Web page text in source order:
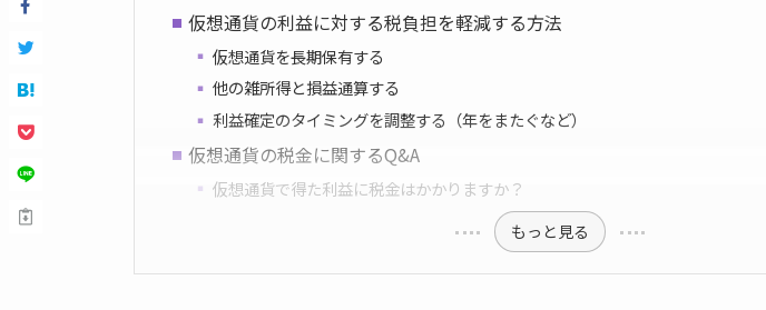
仮想通貨の利益に対する税負担を軽減する方法
仮想通貨を長期保有する
他の雑所得と損益通算する
利益確定のタイミングを調整する（年をまたぐなど）
仮想通貨の税金に関するQ&A
仮想通貨で得た利益に税金はかかりますか？
もっと見る